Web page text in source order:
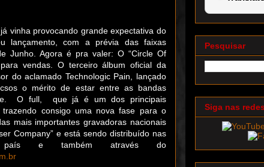
vinha provocando grande expectativa do
lançamento, com a prévia das faixas
Junho. Agora é pra valer: O “Circle Of
vendas. O terceiro álbum oficial da
do aclamado Technologic Pain, lançado
o mérito de estar entre as bandas
O full, que já é um dos principais
consigo uma nova fase para o
mais importantes gravadoras nacionais
Company” e está sendo distribuído nas
e também através do
Pesquisar
Siga nas